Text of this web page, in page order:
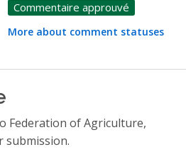
Commentaire approuvé
More about comment statuses
Federation of Agriculture,
submission.